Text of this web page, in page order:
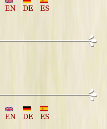
EN DE ES
EN DE ES